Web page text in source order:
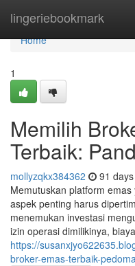
lingeriebookmark
Home
Home
1
Memilih
Terbaik:
mollyzqkx384362 91
Memutuskan platform
aspek penting harus
menemukan investasi
izin operasi dimilikinya,
https://
broker-emas-terbaik-